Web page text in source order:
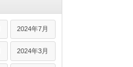
2024年7月
2024年3月